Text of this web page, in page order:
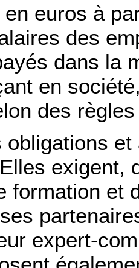
euros à
des
dans la
en
des
obligations
exigent,
formation et
expert-